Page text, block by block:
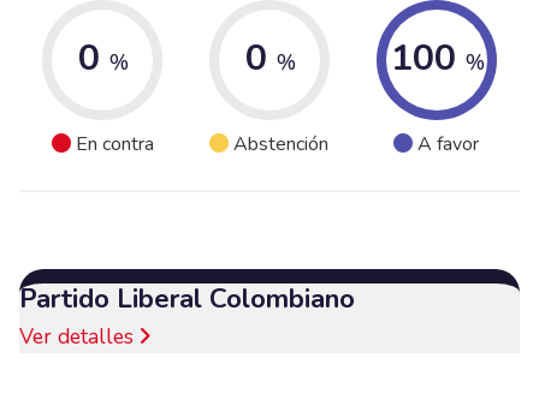
0 %
En contra
0 %
Abstención
100 %
A favor
Partido Liberal Colombiano
Ver detalles